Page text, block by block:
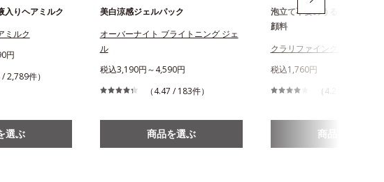
入りヘアミルク
ミルク
円
/ 2,789件）
選ぶ
美白涼感ジェルパック
オーバーナイト ブライトニング ジェ
ル
税込3,190円～4,590円
（4.47 / 183件）
商品を選ぶ
泡立て不要のうるぷるジュレ
顔料
クラリファイング ジュレウ
税込1,760円
（4.2 / 205件）
商品を選ぶ